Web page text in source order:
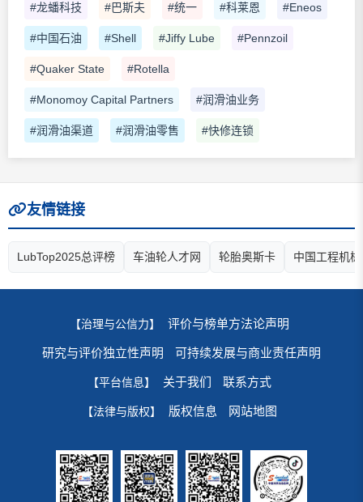
#龙蟠科技 #巴斯夫 #统一 #科莱恩 #Eneos
#中国石油 #Shell #Jiffy Lube #Pennzoil
#Quaker State #Rotella
#Monomoy Capital Partners #润滑油业务
#润滑油渠道 #润滑油零售 #快修连锁
友情链接
LubTop2025总评榜 车油轮人才网 轮胎奥斯卡 中国工程机
【治理与公信力】 评价与榜单方法论声明
研究与评价独立性声明 可持续发展与商业责任声明
【平台信息】 关于我们 联系方式
【法律与版权】 版权信息 网站地图